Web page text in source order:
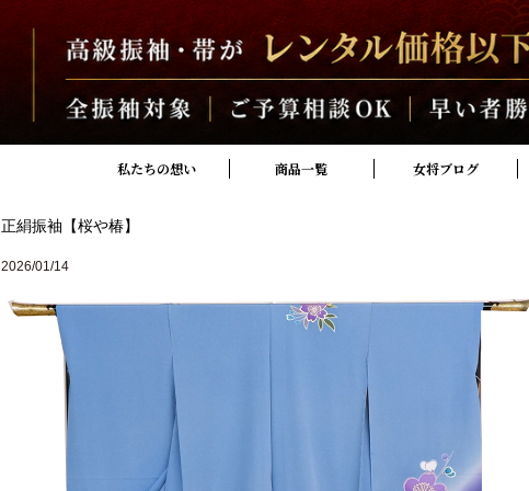
私たちの想い 商品一覧 女将ブログ
正絹振袖【桜や椿】
2026/01/14